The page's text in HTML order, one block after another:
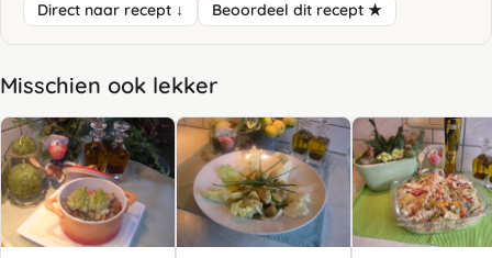
Direct naar recept ↓ Beoordeel dit recept ★
Misschien ook lekker